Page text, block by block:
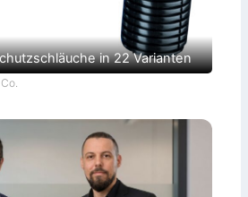
in 22 Varianten